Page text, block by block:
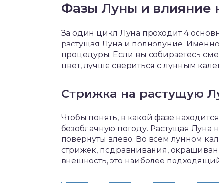
Фазы Луны и влияние
За один цикл Луна проходит 4
растущая Луна и полнолуние.
процедуры. Если вы собираетесь
цвет, лучше свериться с лунным
Стрижка на растущую
Чтобы понять, в какой фазе
безоблачную погоду. Растущая Луна
повернуты влево. Во всем лунном
стрижек, подравнивания,
внешность, это наиболее